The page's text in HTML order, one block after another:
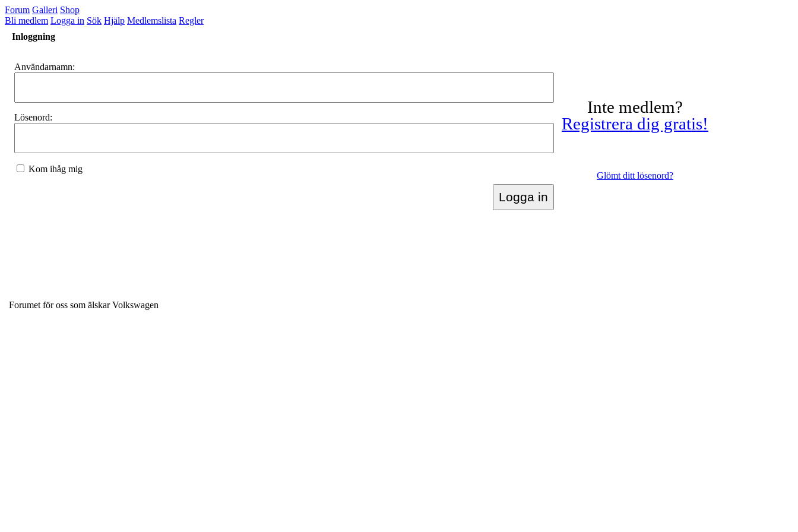
Forum Galleri Shop
Bli medlem Logga in Sök Hjälp Medlemslista Regler
Inloggning
Användarnamn:
Lösenord:
Kom ihåg mig
Inte medlem?
Registrera dig gratis!
Glömt ditt lösenord?
Forumet för oss som älskar Volkswagen